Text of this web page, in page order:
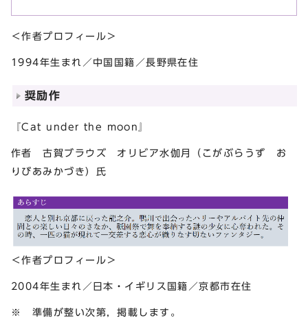
＜作者プロフィール＞
1994年生まれ／中国国籍／長野県在住
奨励作
『Cat under the moon』
作者 古賀ブラウズ オリビア水伽月（こがぶらうず お
りびあみかづき）氏
＜作者プロフィール＞
2004年生まれ／日本・イギリス国籍／京都市在住
※ 準備が整い次第，掲載します。